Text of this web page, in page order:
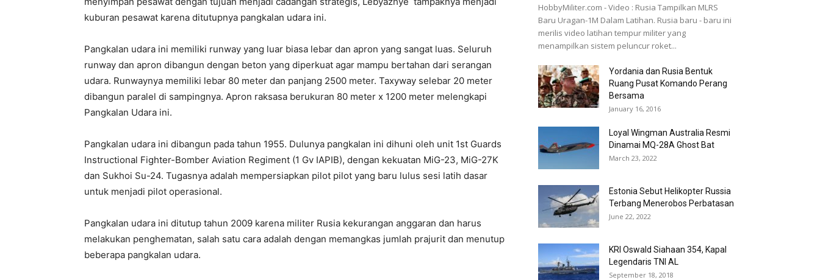
kuburan pesawat karena ditutupnya pangkalan udara ini.
Pangkalan udara ini memiliki runway yang luar biasa lebar dan apron yang sangat luas. Seluruh
runway dan apron dibangun dengan beton yang diperkuat agar mampu bertahan dari serangan
udara. Runwaynya memiliki lebar 80 meter dan panjang 2500 meter. Taxyway selebar 20 meter
dibangun paralel di sampingnya. Apron raksasa berukuran 80 meter x 1200 meter melengkapi
Pangkalan Udara ini.
Pangkalan udara ini dibangun pada tahun 1955. Dulunya pangkalan ini dihuni oleh unit 1st Guards
Instructional Fighter-Bomber Aviation Regiment (1 Gv IAPIB), dengan kekuatan MiG-23, MiG-27K
dan Sukhoi Su-24. Tugasnya adalah mempersiapkan pilot pilot yang baru lulus sesi latih dasar
untuk menjadi pilot operasional.
Pangkalan udara ini ditutup tahun 2009 karena militer Rusia kekurangan anggaran dan harus
melakukan penghematan, salah satu cara adalah dengan memangkas jumlah prajurit dan menutup
beberapa pangkalan udara.
HobbyMiliter.com - Video : Rusia Tampilkan MLRS
Baru Uragan-1M Dalam Latihan. Rusia baru - baru ini
merilis video latihan tempur militer yang
menampilkan sistem peluncur roket...
Yordania dan Rusia Bentuk
Ruang Pusat Komando Perang
Bersama
January 16, 2016
Loyal Wingman Australia Resmi
Dinamai MQ-28A Ghost Bat
March 23, 2022
Estonia Sebut Helikopter Russia
Terbang Menerobos Perbatasan
June 22, 2022
KRI Oswald Siahaan 354, Kapal
Legendaris TNI AL
September 18, 2018